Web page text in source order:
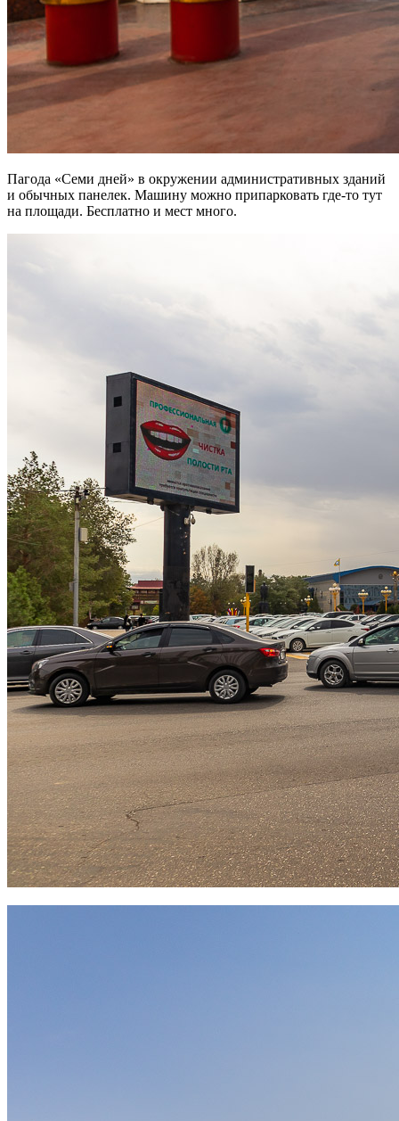
Пагода «Семи дней» в окружении административных зданий
и обычных панелек. Машину можно припарковать где-то тут
на площади. Бесплатно и мест много.